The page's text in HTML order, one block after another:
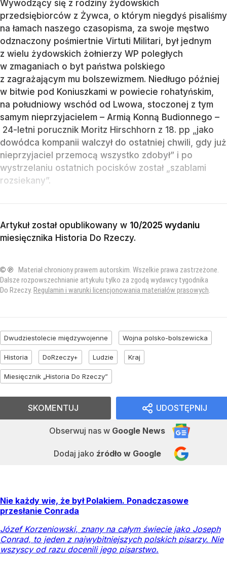
Wywodzący się z rodziny żydowskich
przedsiębiorców z Żywca, o którym niegdyś pisaliśmy
na łamach naszego czasopisma, za swoje męstwo
odznaczony pośmiertnie Virtuti Militari, był jednym
z wielu żydowskich żołnierzy WP poległych
w zmaganiach o byt państwa polskiego
z zagrażającym mu bolszewizmem. Niedługo później
w bitwie pod Koniuszkami w powiecie rohatyńskim,
na południowy wschód od Lwowa, stoczonej z tym
samym nieprzyjacielem – Armią Konną Budionnego –
24-letni porucznik Moritz Hirschhorn z 18. pp „jako
dowódca kompanii walczył do ostatniej chwili, gdy już
nieprzyjaciel przemocą wszystko zdobył” i po
wystrzelaniu ostatnich pocisków został „szablami
rozsiekany”.
Artykuł został opublikowany w 10/2025 wydaniu
miesięcznika Historia Do Rzeczy.
© ℗
Materiał chroniony prawem autorskim. Wszelkie prawa zastrzeżone.
Dalsze rozpowszechnianie artykułu tylko za zgodą wydawcy tygodnika
Do Rzeczy. Regulamin i warunki licencjonowania materiałów prasowych.
Dwudziestolecie międzywojenne Wojna polsko-bolszewicka
Historia DoRzeczy+ Ludzie Kraj
Miesięcznik „Historia Do Rzeczy”
UDOSTĘPNIJ
Obserwuj nas w Google News
Dodaj jako źródło w Google
SKOMENTUJ
Nie każdy wie, że był Polakiem. Ponadczasowe
przesłanie Conrada
Józef Korzeniowski, znany na całym świecie jako Joseph
Conrad, to jeden z najwybitniejszych polskich pisarzy. Nie
wszyscy od razu docenili jego pisarstwo.